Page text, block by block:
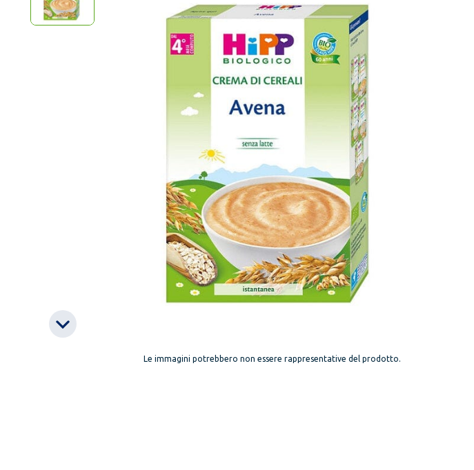
Le immagini potrebbero non essere rappresentative del prodotto.